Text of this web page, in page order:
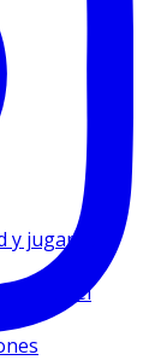
jugará a
el